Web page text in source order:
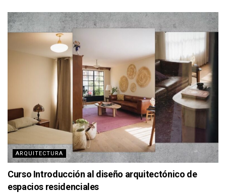
ARQUITECTURA
Curso Introducción al diseño arquitectónico de
espacios residenciales